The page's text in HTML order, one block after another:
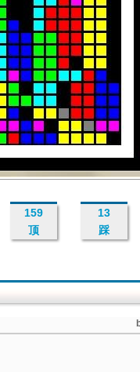
159
顶
13
踩